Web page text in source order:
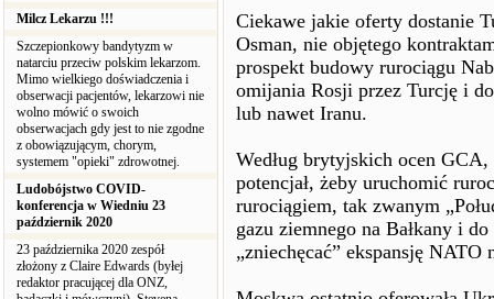
Milcz Lekarzu !!!
Szczepionkowy bandytyzm w
natarciu przeciw polskim lekarzom.
Mimo wielkiego doświadczenia i
obserwacji pacjentów, lekarzowi nie
wolno mówić o swoich
obserwacjach gdy jest to nie zgodne
z obowiązującym, chorym,
systemem "opieki" zdrowotnej.
Ludobójstwo COVID-
konferencja w Wiedniu 23
październik 2020
23 października 2020 zespół
złożony z Claire Edwards (byłej
redaktor pracującej dla ONZ,
Ciekawe jakie oferty dostanie
Osman, nie objętego
prospekt budowy rurociągu
omijania Rosji przez Turcję i
lub nawet Iranu.
Według brytyjskich ocen
potencjał, żeby uruchomić
rurociągiem, tak zwanym
gazu ziemnego na Bałkany i
„zniechęcać” ekspansję NATO